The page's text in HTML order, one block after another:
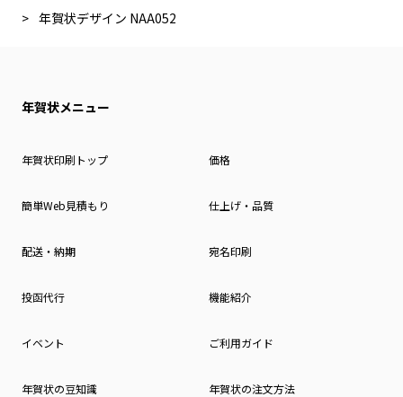
年賀状デザイン NAA052
年賀状メニュー
年賀状印刷トップ 価格
簡単Web見積もり 仕上げ・品質
配送・納期 宛名印刷
投函代行 機能紹介
イベント ご利用ガイド
年賀状の豆知識 年賀状の注文方法